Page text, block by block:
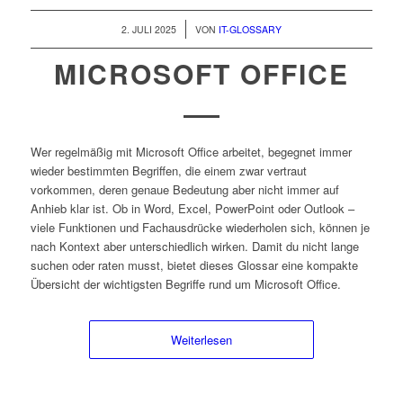
2. JULI 2025 VON IT-GLOSSARY
MICROSOFT OFFICE
Wer regelmäßig mit Microsoft Office arbeitet, begegnet immer
wieder bestimmten Begriffen, die einem zwar vertraut
vorkommen, deren genaue Bedeutung aber nicht immer auf
Anhieb klar ist. Ob in Word, Excel, PowerPoint oder Outlook –
viele Funktionen und Fachausdrücke wiederholen sich, können je
nach Kontext aber unterschiedlich wirken. Damit du nicht lange
suchen oder raten musst, bietet dieses Glossar eine kompakte
Übersicht der wichtigsten Begriffe rund um Microsoft Office.
Weiterlesen